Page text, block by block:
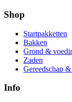
Shop
Startpakketten
Bakken
Grond &
Zaden
Gereedschap
Info